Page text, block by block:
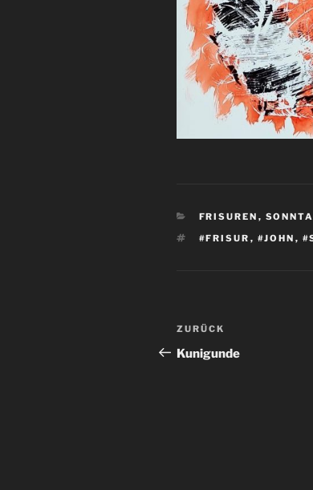
KATEGORIEN
FRISUREN ,
SCHLAGWÖRTER
#FRISUR , #JOHN ,
Vorheriger
Beitrag
ZURÜCK
Kunigunde